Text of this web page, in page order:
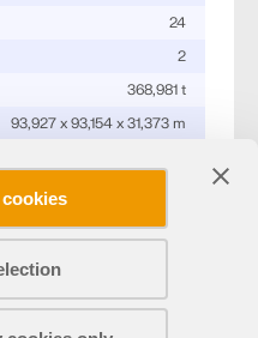
24
2
368,981 t
93,927 x 93,154 x 31,373 m